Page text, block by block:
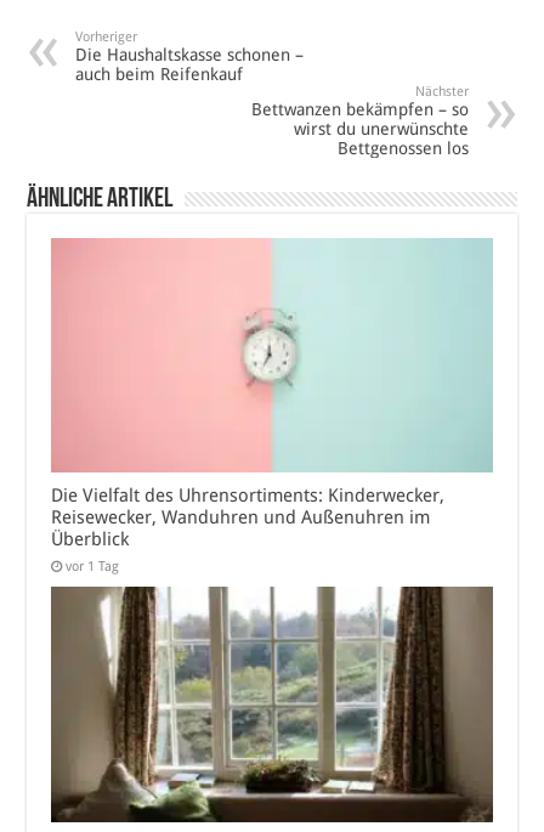
Vorheriger
Die Haushaltskasse schonen –
auch beim Reifenkauf
Nächster
Bettwanzen bekämpfen – so
wirst du unerwünschte
Bettgenossen los
Ähnliche Artikel
Die Vielfalt des Uhrensortiments: Kinderwecker,
Reisewecker, Wanduhren und Außenuhren im
Überblick
vor 1 Tag